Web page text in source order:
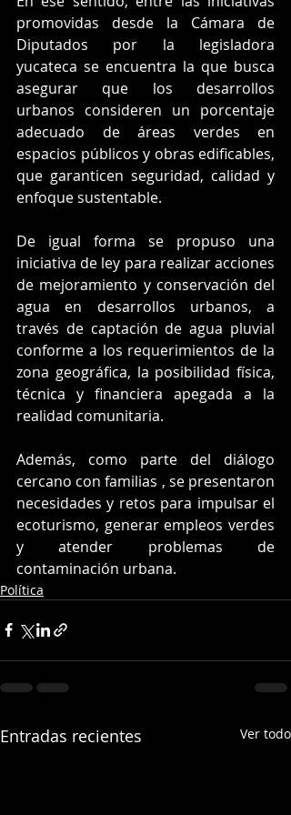
promovidas desde la Cámara de
Diputados por la legisladora
yucateca se encuentra la que busca
asegurar que los desarrollos
urbanos consideren un porcentaje
adecuado de áreas verdes en
espacios públicos y obras edificables,
que garanticen seguridad, calidad y
enfoque sustentable.
De igual forma se propuso una
iniciativa de ley para realizar acciones
de mejoramiento y conservación del
agua en desarrollos urbanos, a
través de captación de agua pluvial
conforme a los requerimientos de la
zona geográfica, la posibilidad física,
técnica y financiera apegada a la
realidad comunitaria.
Además, como parte del diálogo
cercano con familias , se presentaron
necesidades y retos para impulsar el
ecoturismo, generar empleos verdes
y atender problemas de
contaminación urbana.
Política
Entradas recientes Ver todo